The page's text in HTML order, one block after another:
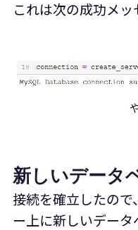
これは次の成功メ
新しいデータ
接続を確立したので
ー上に新しいデータ